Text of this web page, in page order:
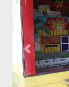
Previous